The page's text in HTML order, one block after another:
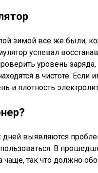
зимой все же были,
успевал
уровень заряда,
в чистоте. Если
и плотность
дней выявляются
В
чаще, так что должно